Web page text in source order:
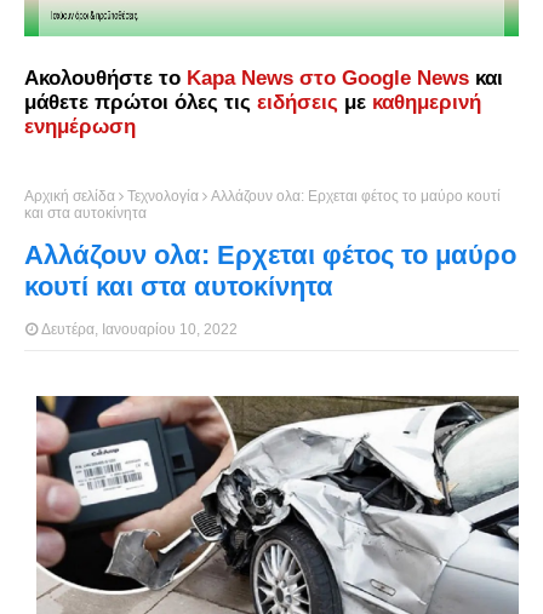
Ακολουθήστε το Kapa News στο Google News και
μάθετε πρώτοι όλες τις ειδήσεις με καθημερινή
ενημέρωση
Αρχική σελίδα Τεχνολογία
Αλλάζουν ολα: Ερχεται φέτος το μαύρο κουτί
και στα αυτοκίνητα
Αλλάζουν ολα: Ερχεται φέτος το μαύρο
κουτί και στα αυτοκίνητα
Δευτέρα, Ιανουαρίου 10, 2022